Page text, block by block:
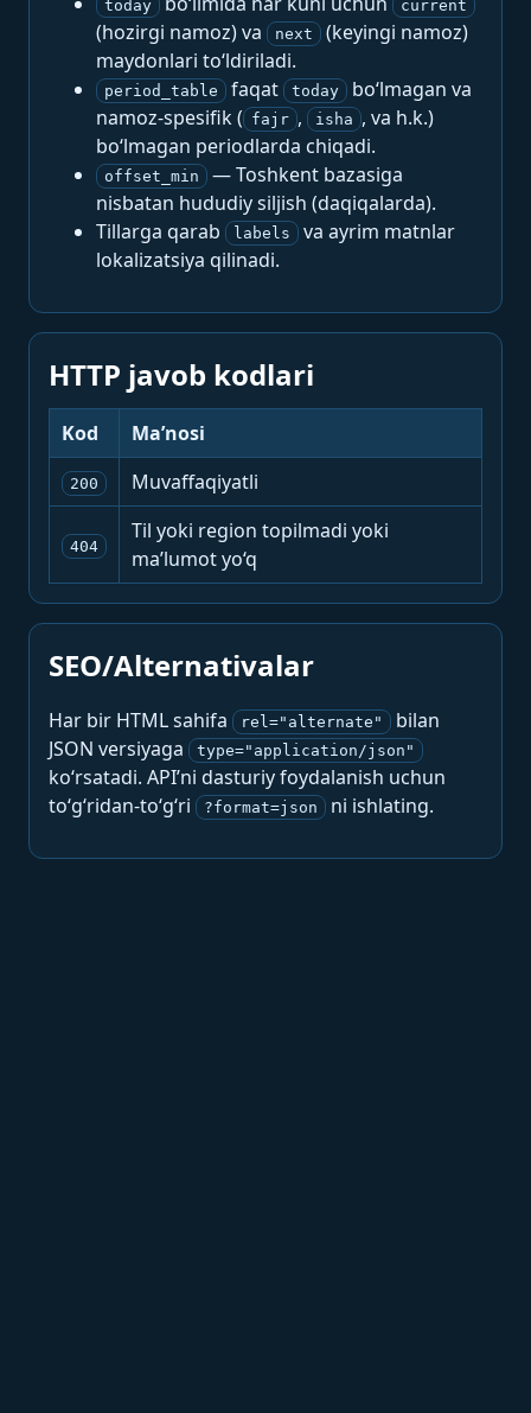
today current
(hozirgi namoz) va next
(keyingi namoz)
maydonlari to‘ldiriladi.
period_table faqat today
bo‘lmagan va
namoz-spesifik ( fajr , isha , va h.k.)
bo‘lmagan periodlarda chiqadi.
offset_min
— Toshkent bazasiga
nisbatan hududiy siljish (daqiqalarda).
Tillarga qarab
labels
va ayrim matnlar
lokalizatsiya qilinadi.
HTTP javob kodlari
Kod Ma’nosi
200 Muvaffaqiyatli
404
Til yoki region topilmadi yoki
ma’lumot yo‘q
SEO/Alternativalar
Har bir HTML sahifa rel="alternate"
bilan
JSON versiyaga
type="application/json"
ko‘rsatadi. API’ni dasturiy foydalanish uchun
to‘g‘ridan-to‘g‘ri
?format=json ni ishlating.